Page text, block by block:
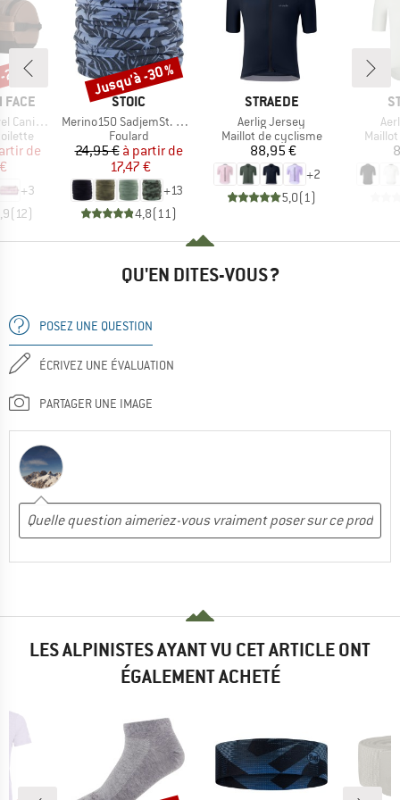
FACE
réduit
de
+3
(12)
%
MARQUE
STOIC
Article
Merino150 SadjemSt. Neckwarmer
Product group
Foulard
Prix
24,95 € Prix réduit
à partir de
17,47 €
+13
4,8(11 )
Remise
Jusqu'à -30 %
MARQUE
STRAEDE
Article
Aerlig Jersey
Product group
Maillot de cyclisme
Prix
88,95 €
+2
5,0(1 )
QU'EN DITES-VOUS ?
POSEZ UNE QUESTION
ÉCRIVEZ UNE ÉVALUATION
PARTAGER UNE IMAGE
LES ALPINISTES AYANT VU CET ARTICLE ONT
ÉGALEMENT ACHETÉ